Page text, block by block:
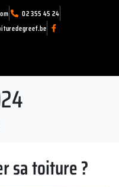
02 355 45 24
sa toiture ?